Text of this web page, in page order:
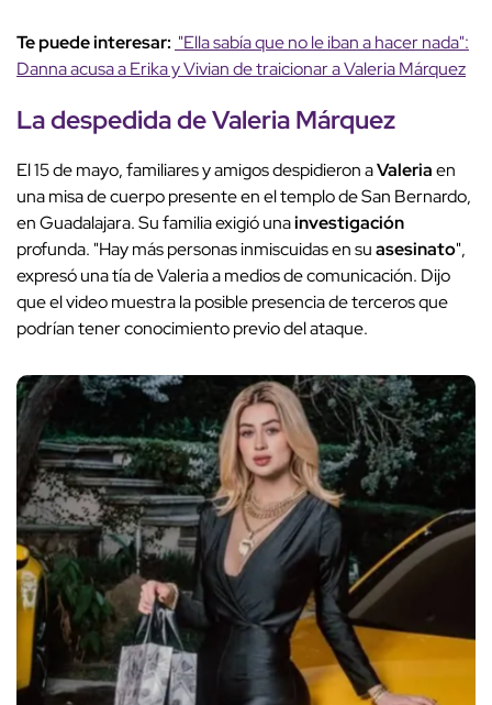
Te puede interesar: "Ella sabía que no le iban a hacer nada":
Danna acusa a Erika y Vivian de traicionar a Valeria Márquez
Ladespedidade Valeria Márquez
El 15 de mayo, familiares y amigos despidieron aValeriaen
una misa de cuerpo presente en el templo de San Bernardo,
en Guadalajara. Su familia exigió unainvestigación
profunda. "Hay más personas inmiscuidas en suasesinato",
expresó una tía de Valeria a medios de comunicación. Dijo
que el video muestra la posible presencia de terceros que
podrían tener conocimiento previo del ataque.